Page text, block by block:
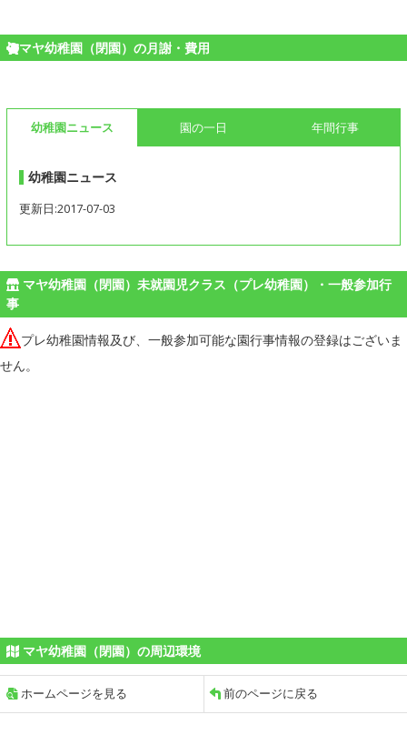
マヤ幼稚園（閉園）の月謝・費用
幼稚園ニュース 園の一日 年間行事
幼稚園ニュース
更新日:2017-07-03
マヤ幼稚園（閉園）未就園児クラス（プレ幼稚園）・一般参加行
事
プレ幼稚園情報及び、一般参加可能な園行事情報の登録はございま
せん。
マヤ幼稚園（閉園）の周辺環境
ホームページを見る 前のページに戻る